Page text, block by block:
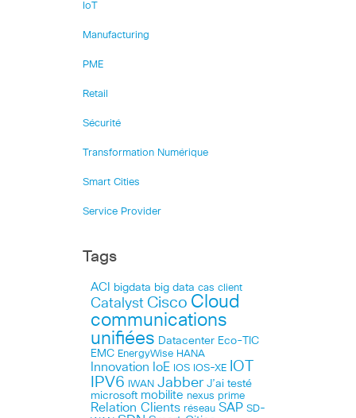
IoT
Manufacturing
PME
Retail
Sécurité
Transformation Numérique
Smart Cities
Service Provider
Tags
ACI bigdata big data cas client
Catalyst Cisco Cloud
communications
unifiées Datacenter Eco-TIC
EMC EnergyWise HANA
Innovation IoE IOS IOS-XE IOT
IPV6 IWAN Jabber J’ai testé
microsoft mobilite nexus prime
Relation Clients réseau SAP SD-